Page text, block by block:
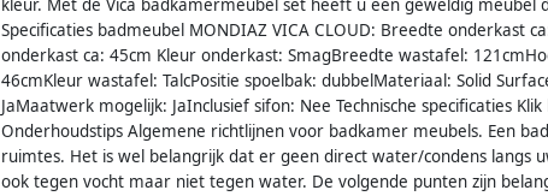
kleur. Met de Vica badkamermeubel set heeft u een geweldig
Specificaties badmeubel MONDIAZ VICA CLOUD: Breedte onderkast
onderkast ca: 45cm Kleur onderkast: SmagBreedte wastafel:
46cmKleur wastafel: TalcPositie spoelbak: dubbelMateriaal: Solid
JaMaatwerk mogelijk: JaInclusief sifon: Nee Technische specificaties
Onderhoudstips Algemene richtlijnen voor badkamer meubels. Een
ruimtes. Het is wel belangrijk dat er geen direct water/condens langs
ook tegen vocht maar niet tegen water. De volgende punten zijn